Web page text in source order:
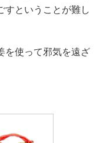
ということが難し
を使って邪気を遠ざ